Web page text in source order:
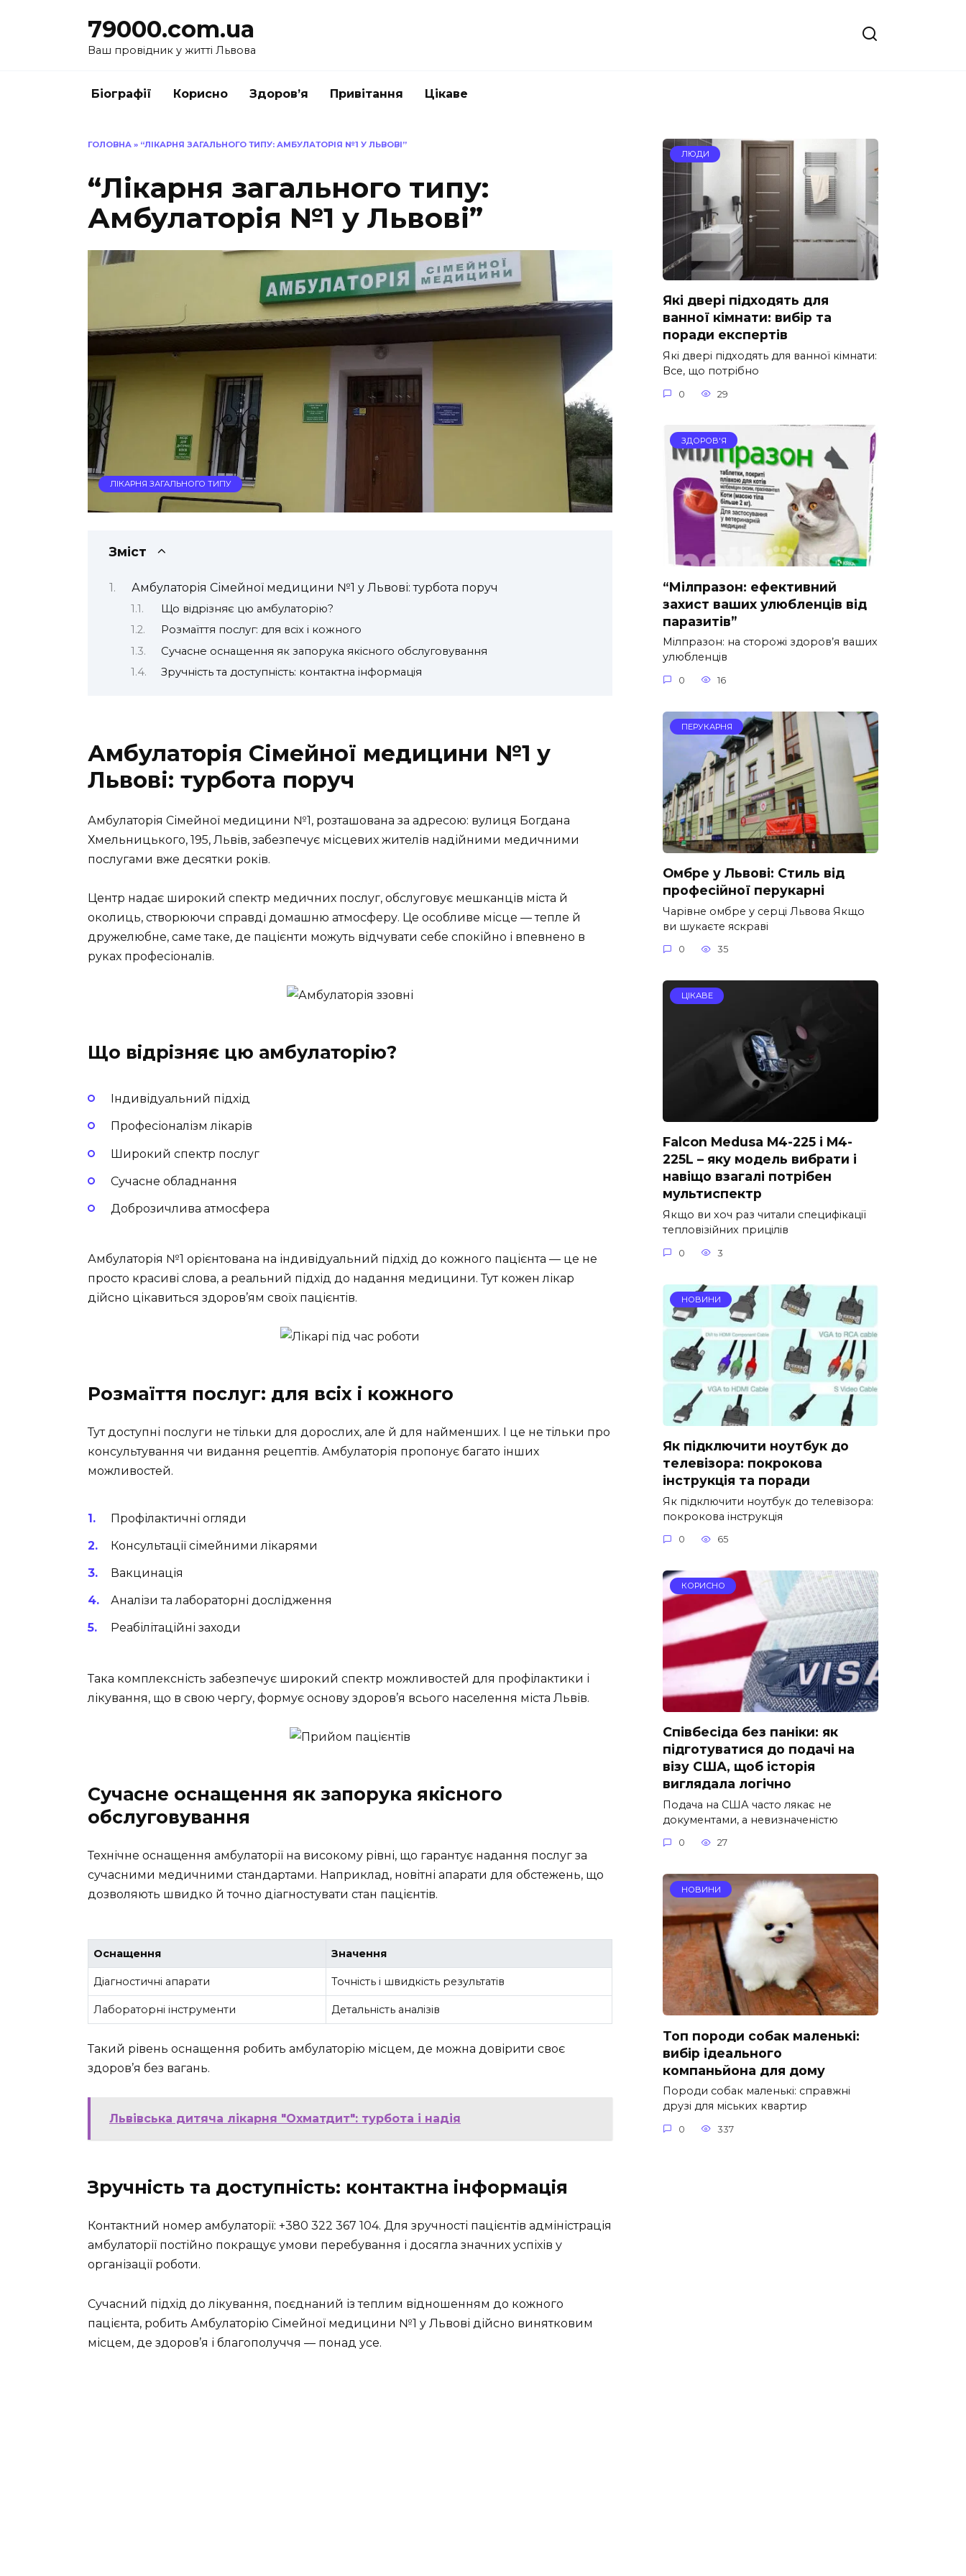
79000.com.ua
Ваш провідник у житті Львова
Біографії Корисно Здоров’я Привітання Цікаве
ГОЛОВНА » “ЛІКАРНЯ ЗАГАЛЬНОГО ТИПУ: АМБУЛАТОРІЯ №1 У ЛЬВОВІ”
“Лікарня загального типу:
Амбулаторія №1 у Львові”
ЛІКАРНЯ ЗАГАЛЬНОГО ТИПУ
Зміст
Амбулаторія Сімейної медицини №1 у Львові: турбота поруч
Що відрізняє цю амбулаторію?
Розмаїття послуг: для всіх і кожного
Сучасне оснащення як запорука якісного обслуговування
Зручність та доступність: контактна інформація
Амбулаторія Сімейної медицини №1 у
Львові: турбота поруч
Амбулаторія Сімейної медицини №1, розташована за адресою: вулиця Богдана
Хмельницького, 195, Львів, забезпечує місцевих жителів надійними медичними
послугами вже десятки років.
Центр надає широкий спектр медичних послуг, обслуговує мешканців міста й
околиць, створюючи справді домашню атмосферу. Це особливе місце — тепле й
дружелюбне, саме таке, де пацієнти можуть відчувати себе спокійно і впевнено в
руках професіоналів.
Що відрізняє цю амбулаторію?
Індивідуальний підхід
Професіоналізм лікарів
Широкий спектр послуг
Сучасне обладнання
Доброзичлива атмосфера
Амбулаторія №1 орієнтована на індивідуальний підхід до кожного пацієнта — це не
просто красиві слова, а реальний підхід до надання медицини. Тут кожен лікар
дійсно цікавиться здоров’ям своїх пацієнтів.
Розмаїття послуг: для всіх і кожного
Тут доступні послуги не тільки для дорослих, але й для найменших. І це не тільки про
консультування чи видання рецептів. Амбулаторія пропонує багато інших
можливостей.
Профілактичні огляди
Консультації сімейними лікарями
Вакцинація
Аналізи та лабораторні дослідження
Реабілітаційні заходи
Така комплексність забезпечує широкий спектр можливостей для профілактики і
лікування, що в свою чергу, формує основу здоров’я всього населення міста Львів.
Сучасне оснащення як запорука якісного
обслуговування
Технічне оснащення амбулаторії на високому рівні, що гарантує надання послуг за
сучасними медичними стандартами. Наприклад, новітні апарати для обстежень, що
дозволяють швидко й точно діагностувати стан пацієнтів.
Оснащення Значення
Діагностичні апарати Точність і швидкість результатів
Лабораторні інструменти Детальність аналізів
Такий рівень оснащення робить амбулаторію місцем, де можна довірити своє
здоров’я без вагань.
Львівська дитяча лікарня "Охматдит": турбота і надія
Зручність та доступність: контактна інформація
Контактний номер амбулаторії: +380 322 367 104. Для зручності пацієнтів адміністрація
амбулаторії постійно покращує умови перебування і досягла значних успіхів у
організації роботи.
Сучасний підхід до лікування, поєднаний із теплим відношенням до кожного
пацієнта, робить Амбулаторію Сімейної медицини №1 у Львові дійсно винятковим
місцем, де здоров’я і благополуччя — понад усе.
ЛЮДИ
Які двері підходять для
ванної кімнати: вибір та
поради експертів
Які двері підходять для ванної кімнати:
Все, що потрібно
0 29
ЗДОРОВ'Я
“Мілпразон: ефективний
захист ваших улюбленців від
паразитів”
Мілпразон: на сторожі здоров’я ваших
улюбленців
0 16
ПЕРУКАРНЯ
Омбре у Львові: Стиль від
професійної перукарні
Чарівне омбре у серці Львова Якщо
ви шукаєте яскраві
0 35
ЦІКАВЕ
Falcon Medusa M4-225 і M4-
225L – яку модель вибрати і
навіщо взагалі потрібен
мультиспектр
Якщо ви хоч раз читали специфікації
тепловізійних прицілів
0 3
НОВИНИ
Як підключити ноутбук до
телевізора: покрокова
інструкція та поради
Як підключити ноутбук до телевізора:
покрокова інструкція
0 65
КОРИСНО
Співбесіда без паніки: як
підготуватися до подачі на
візу США, щоб історія
виглядала логічно
Подача на США часто лякає не
документами, а невизначеністю
0 27
НОВИНИ
Топ породи собак маленькі:
вибір ідеального
компаньйона для дому
Породи собак маленькі: справжні
друзі для міських квартир
0 337